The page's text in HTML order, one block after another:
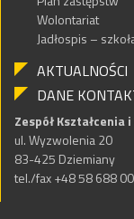
Wolontariat
Jadłospis –
AKTUALNOŚCI
DANE
Zespół
ul. Wyzwolenia 20
83-425 Dziemiany
tel./fax +48 58 688